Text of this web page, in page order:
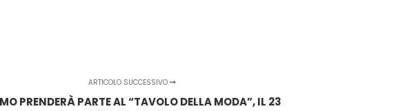
ARTICOLO SUCCESSIVO
PRENDERÀ PARTE AL “TAVOLO DELLA MODA”, IL 23